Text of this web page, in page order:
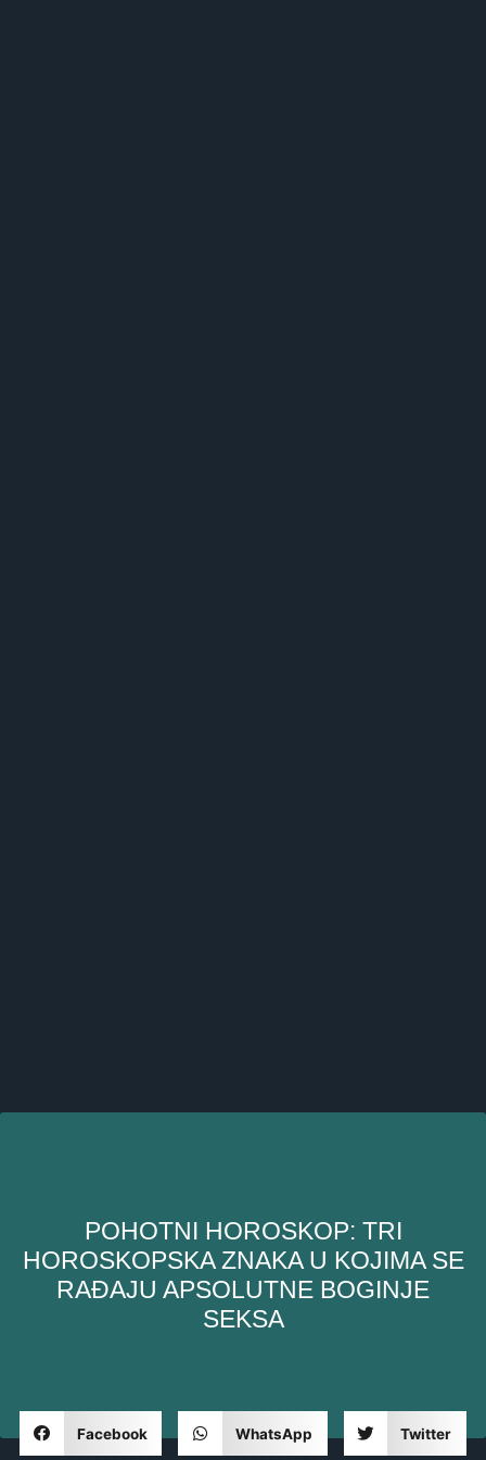
POHOTNI HOROSKOP: TRI
HOROSKOPSKA ZNAKA U KOJIMA SE
RAĐAJU APSOLUTNE BOGINJE
SEKSA
Facebook WhatsApp Twitter